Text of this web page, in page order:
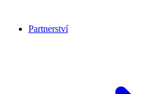
Partnerství